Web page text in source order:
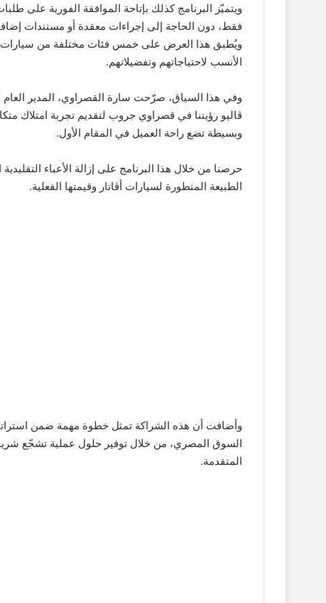
ويتميّز البرنامج كذلك بإتاحة الموافقة الفورية على
فقط، دون الحاجة إلى إجراءات معقدة أو مستندات
ويُطبق هذا العرض على خمس فئات مختلفة من سيارات
الأنسب لاحتياجاتهم وتفضيلاتهم.
وفي هذا السياق، صرّحت سارة القصراوي، المدير
ڤاليو رؤيتنا في قصراوي جروب لتقديم تجربة امتلاك
وبسيطة تضع راحة العميل في المقام الأول.
حرصنا من خلال هذا البرنامج على إزالة الأعباء
الطبيعة المتطورة لسيارات أڤاتار وقيمتها الفعلية.
وأضافت أن هذه الشراكة تمثل خطوة مهمة ضمن
السوق المصري، من خلال توفير حلول عملية تشجّع
المتقدمة.